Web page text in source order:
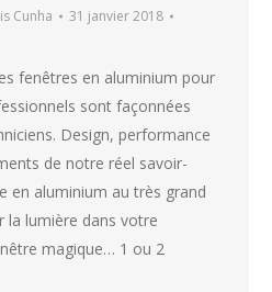
Cunha
31 janvier 2018
fenêtres en aluminium pour
sont façonnées
Design, performance
de notre réel savoir-
en aluminium au très grand
la lumière dans votre
magique… 1 ou 2